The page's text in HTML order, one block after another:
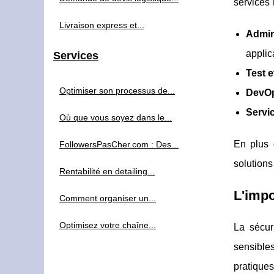
services
Test
En plus
La
Livraison express et...
Services
Optimiser son processus de...
Où que vous soyez dans le...
FollowersPasCher.com : Des...
Rentabilité en detailing...
Comment organiser un...
Optimisez votre chaîne...